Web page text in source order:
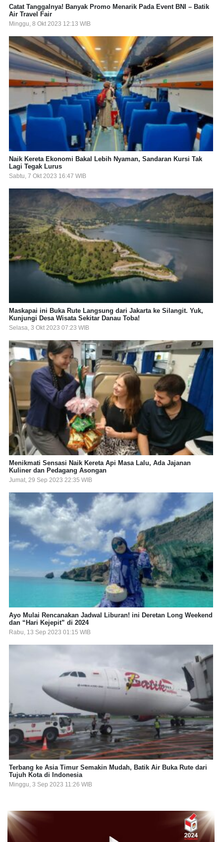
Catat Tanggalnya! Banyak Promo Menarik Pada Event BNI – Batik
Air Travel Fair
Minggu, 8 Okt 2023 12:13 WIB
Naik Kereta Ekonomi Bakal Lebih Nyaman, Sandaran Kursi Tak
Lagi Tegak Lurus
Sabtu, 7 Okt 2023 16:47 WIB
Maskapai ini Buka Rute Langsung dari Jakarta ke Silangit. Yuk,
Kunjungi Desa Wisata Sekitar Danau Toba!
Selasa, 3 Okt 2023 07:23 WIB
Menikmati Sensasi Naik Kereta Api Masa Lalu, Ada Jajanan
Kuliner dan Pedagang Asongan
Jumat, 29 Sep 2023 22:35 WIB
Ayo Mulai Rencanakan Jadwal Liburan! ini Deretan Long Weekend
dan “Hari Kejepit” di 2024
Rabu, 13 Sep 2023 01:15 WIB
Terbang ke Asia Timur Semakin Mudah, Batik Air Buka Rute dari
Tujuh Kota di Indonesia
Minggu, 3 Sep 2023 11:26 WIB